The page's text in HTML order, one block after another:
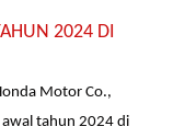
2024 DI
Motor Co.,
tahun 2024 di